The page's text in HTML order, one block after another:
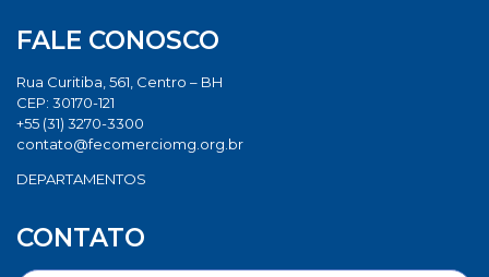
FALE CONOSCO
Rua Curitiba, 561, Centro – BH
CEP: 30170-121
+55 (31) 3270-3300
contato@fecomerciomg.org.br
DEPARTAMENTOS
CONTATO